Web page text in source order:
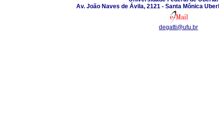
Av. João Naves de Ávila, 2121 - Santa Mônica
degatti@ufu.br